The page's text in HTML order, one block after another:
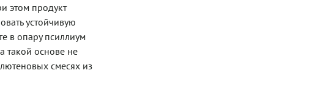
этом продукт
устойчивую
в опару псиллиум
такой основе не
смесях из